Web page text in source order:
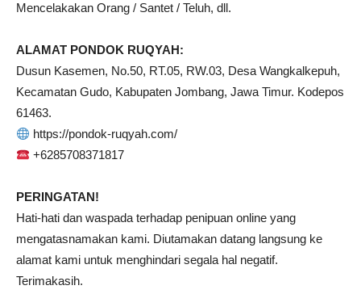
Mencelakakan Orang / Santet / Teluh, dll.
ALAMAT PONDOK RUQYAH:
Dusun Kasemen, No.50, RT.05, RW.03, Desa Wangkalkepuh,
Kecamatan Gudo, Kabupaten Jombang, Jawa Timur. Kodepos
61463.
https://pondok-ruqyah.com/
+6285708371817
PERINGATAN!
Hati-hati dan waspada terhadap penipuan online yang
mengatasnamakan kami. Diutamakan datang langsung ke
alamat kami untuk menghindari segala hal negatif.
Terimakasih.